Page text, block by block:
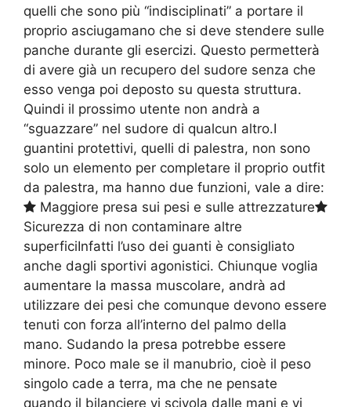
quelli che sono più “indisciplinati” a portare il
proprio asciugamano che si deve stendere sulle
panche durante gli esercizi. Questo permetterà
di avere già un recupero del sudore senza che
esso venga poi deposto su questa struttura.
Quindi il prossimo utente non andrà a
“sguazzare” nel sudore di qualcun altro.I
guantini protettivi, quelli di palestra, non sono
solo un elemento per completare il proprio outfit
da palestra, ma hanno due funzioni, vale a dire:
Maggiore presa sui pesi e sulle attrezzature
Sicurezza di non contaminare altre
superficiInfatti l’uso dei guanti è consigliato
anche dagli sportivi agonistici. Chiunque voglia
aumentare la massa muscolare, andrà ad
utilizzare dei pesi che comunque devono essere
tenuti con forza all’interno del palmo della
mano. Sudando la presa potrebbe essere
minore. Poco male se il manubrio, cioè il peso
singolo cade a terra, ma che ne pensate
quando il bilanciere vi scivola dalle mani e vi